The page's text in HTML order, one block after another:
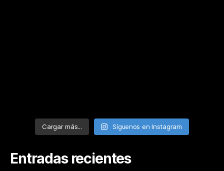
Cargar más... Síguenos en Instagram
Entradas recientes